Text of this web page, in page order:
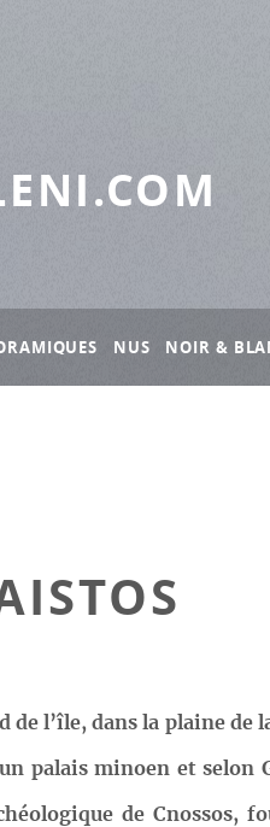
NUS NOIR &
l’île, dans la plaine de
palais minoen et selon
de Cnossos,